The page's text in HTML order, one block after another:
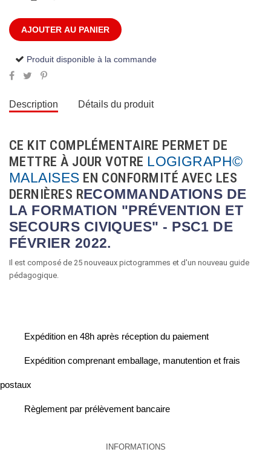
AJOUTER AU PANIER
Produit disponible à la commande
Description Détails du produit
CE KIT COMPLÉMENTAIRE PERMET DE
METTRE À JOUR VOTRE LOGIGRAPH©
MALAISES EN CONFORMITÉ AVEC LES
DERNIÈRES RECOMMANDATIONS DE
LA FORMATION "PRÉVENTION ET
SECOURS CIVIQUES" - PSC1 DE
FÉVRIER 2022.
Il est composé de 25 nouveaux pictogrammes et d'un nouveau guide
pédagogique.
Expédition en 48h après réception du paiement
Expédition comprenant emballage, manutention et frais
postaux
Règlement par prélèvement bancaire
INFORMATIONS